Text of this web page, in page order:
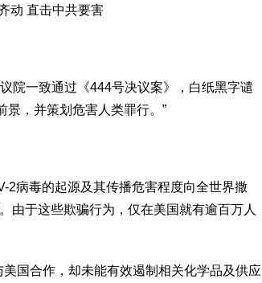
院一致通过《444号决议案》，白纸黑字谴
景，并策划危害人类罪行。”
2病毒的起源及其传播危害程度向全世界撒
由于这些欺骗行为，仅在美国就有逾百万人
国合作，却未能有效遏制相关化学品及供应